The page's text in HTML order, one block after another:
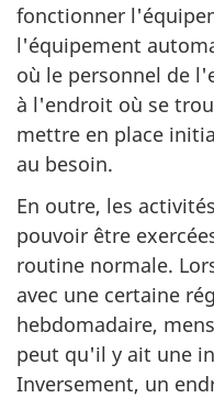
fonctionner
l'équipement
où le personnel de
à l'endroit où se
mettre en place
au besoin.
En outre, les
pouvoir être
routine normale.
avec une certaine
hebdomadaire,
peut qu'il y ait une
Inversement, un